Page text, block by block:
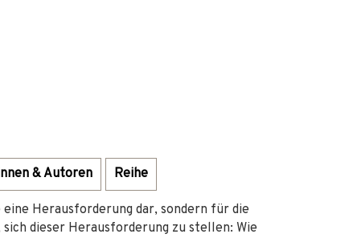
& Autoren Reihe
Herausforderung dar, sondern für die
dieser Herausforderung zu stellen: Wie